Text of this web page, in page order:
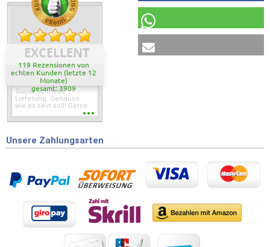
EXCELLENT
119 Rezensionen von
echten Kunden (letzte 12
Monate)
gesamt: 3909
Super schnelle
Lieferung. Genauso
wie es sein soll! Gerne
wieder wenn ich was
Unsere Zahlungsarten